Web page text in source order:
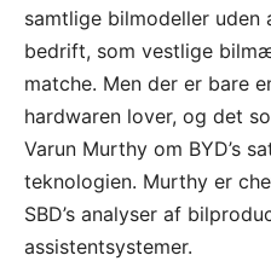
samtlige bilmodeller uden
bedrift, som vestlige
matche. Men der er bare
hardwaren lover, og det
Varun Murthy om BYD’s
teknologien. Murthy er
SBD’s analyser af
assistentsystemer.